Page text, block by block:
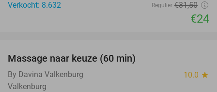
Verkocht: 8.632
Regulier €31,50
€24
Massage naar keuze (60 min)
By Davina Valkenburg 10.0 star
Valkenburg